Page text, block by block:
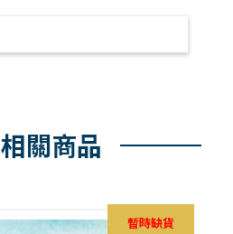
相關商品
暫時缺貨